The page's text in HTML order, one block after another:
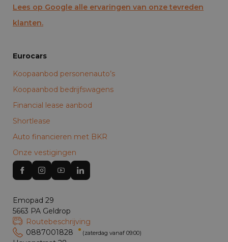
Lees op Google alle ervaringen van onze tevreden
klanten.
Eurocars
Koopaanbod personenauto’s
Koopaanbod bedrijfswagens
Financial lease aanbod
Shortlease
Auto financieren met BKR
Onze vestigingen
Emopad 29
5663 PA Geldrop
Routebeschrijving
0887001828
(zaterdag vanaf 09:00)